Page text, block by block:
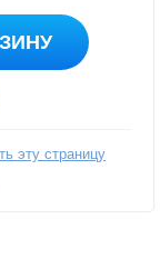
эту страницу